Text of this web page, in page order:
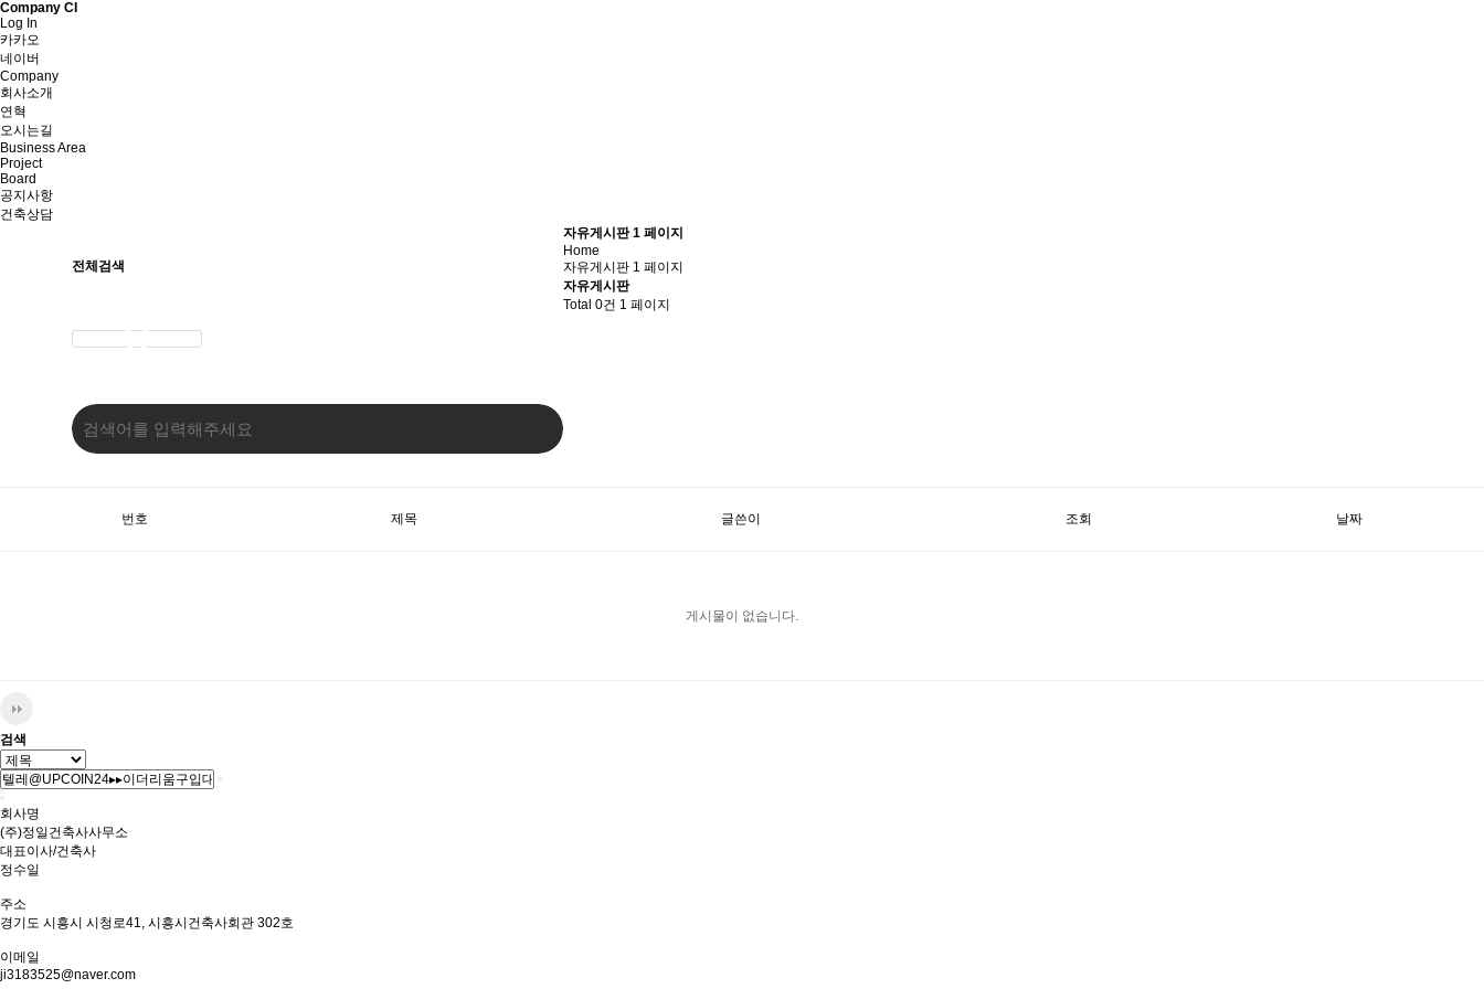
Company CI
Log In
카카오
네이버
Company
회사소개
연혁
오시는길
Business Area
Project
Board
공지사항
건축상담
전체검색
자유게시판 1 페이지
Home
자유게시판 1 페이지
자유게시판
Total 0건 1 페이지
번호 제목 글쓴이 조회 날짜
게시물이 없습니다.
검색
회사명
(주)정일건축사사무소
대표이사/건축사
정수일
주소
경기도 시흥시 시청로41, 시흥시건축사회관 302호
이메일
ji3183525@naver.com